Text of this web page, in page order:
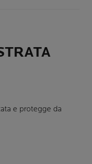
e protegge da